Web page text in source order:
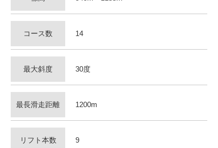
コース数 14
最大斜度 30度
最長滑走距離 1200m
リフト本数 9